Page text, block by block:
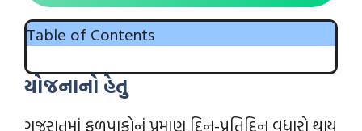
Table of Contents
યોજનાનો હેતુ
ગુજરાતમાં ફળપાકોનું પ્રમાણ દિન-પ્રતિદિન વધારો થાય